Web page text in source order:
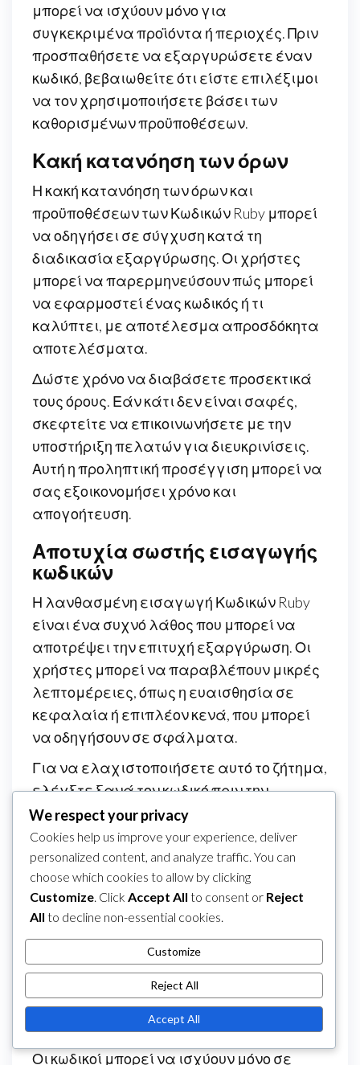
μπορεί να ισχύουν μόνο για
συγκεκριμένα προϊόντα ή περιοχές. Πριν
προσπαθήσετε να εξαργυρώσετε έναν
κωδικό, βεβαιωθείτε ότι είστε επιλέξιμοι
να τον χρησιμοποιήσετε βάσει των
καθορισμένων προϋποθέσεων.
Κακή κατανόηση των όρων
Η κακή κατανόηση των όρων και
προϋποθέσεων των Κωδικών Ruby μπορεί
να οδηγήσει σε σύγχυση κατά τη
διαδικασία εξαργύρωσης. Οι χρήστες
μπορεί να παρερμηνεύσουν πώς μπορεί
να εφαρμοστεί ένας κωδικός ή τι
καλύπτει, με αποτέλεσμα απροσδόκητα
αποτελέσματα.
Δώστε χρόνο να διαβάσετε προσεκτικά
τους όρους. Εάν κάτι δεν είναι σαφές,
σκεφτείτε να επικοινωνήσετε με την
υποστήριξη πελατών για διευκρινίσεις.
Αυτή η προληπτική προσέγγιση μπορεί να
σας εξοικονομήσει χρόνο και
απογοήτευση.
Αποτυχία σωστής εισαγωγής
κωδικών
Η λανθασμένη εισαγωγή Κωδικών Ruby
είναι ένα συχνό λάθος που μπορεί να
αποτρέψει την επιτυχή εξαργύρωση. Οι
χρήστες μπορεί να παραβλέπουν μικρές
λεπτομέρειες, όπως η ευαισθησία σε
κεφαλαία ή επιπλέον κενά, που μπορεί
να οδηγήσουν σε σφάλματα.
Για να ελαχιστοποιήσετε αυτό το ζήτημα,
ελέγξτε ξανά τον κωδικό πριν την
υποβολή. Μπορεί να είναι χρήσιμο να
αντιγράψετε και να επικολλήσετε τον
κωδικό απευθείας από την πηγή για να
αποφύγετε τυπογραφικά λάθη.
Αγνοώντας τις
περιφερειακές περιορισμούς
Οι περιφερειακοί περιορισμοί μπορεί να
επηρεάσουν την εγκυρότητα των Κωδικών
Ruby, και πολλοί χρήστες αποτυγχάνουν
να λάβουν υπόψη αυτόν τον παράγοντα.
Οι κωδικοί μπορεί να ισχύουν μόνο σε
We respect your privacy
Cookies help us improve your experience, deliver
personalized content, and analyze traffic. You can
choose which cookies to allow by clicking
Customize. Click Accept All to consent or Reject
All to decline non-essential cookies.
Customize
Reject All
Accept All